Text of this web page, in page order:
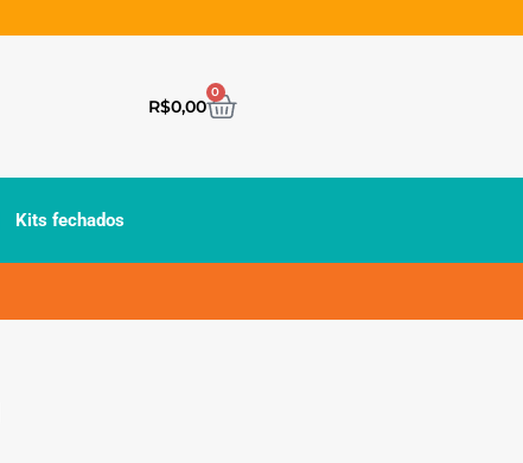
R$0,00
0
Kits fechados